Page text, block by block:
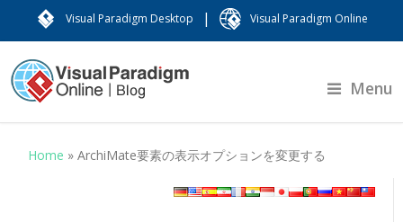
Visual Paradigm Desktop | Visual Paradigm Online
Menu
Home »ArchiMate要素の表示オプションを変更する